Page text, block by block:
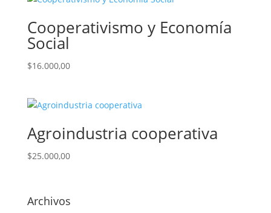
Cooperativismo y Economía
Social
$16.000,00
Agroindustria cooperativa
$25.000,00
Archivos